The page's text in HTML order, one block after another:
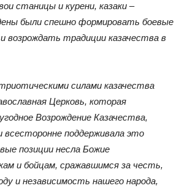
станицы и курени, казаки –
были спешно формировать боевые
возрождать традиции казачества в
силами казачества
Церковь, которая
Возрождение Казачества,
всесторонне поддерживала это
позиции несла Божие
и бойцам, сражавшимся за честь,
и независимость нашего народа,